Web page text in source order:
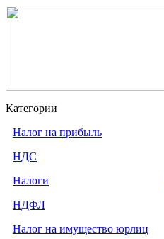
Категории
Налог на прибыль
НДС
Налоги
НДФЛ
Налог на имущество юрлиц